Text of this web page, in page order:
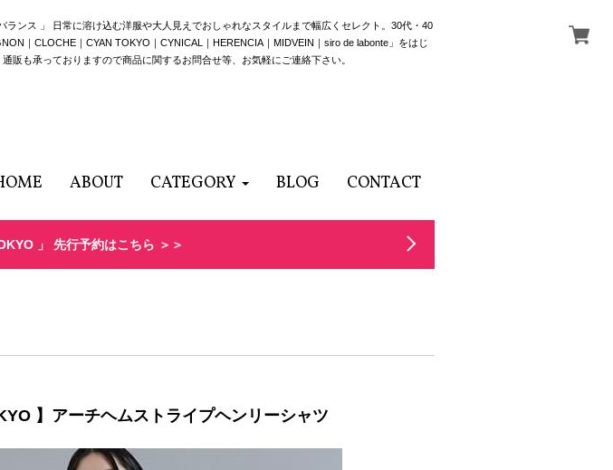
ンス 」 日常に溶け込む洋服や大人見えでおしゃれなスタイルまで幅広くセレクト。30代・40
｜CLOCHE｜CYAN TOKYO｜CYNICAL｜HERENCIA｜MIDVEIN｜siro de labonte」をはじ
も承っておりますので商品に関するお問合せ等、お気軽にご連絡下さい。
ABOUT CATEGORY BLOG CONTACT
」 先行予約はこちら ＞＞
】アーチヘムストライプヘンリーシャツ